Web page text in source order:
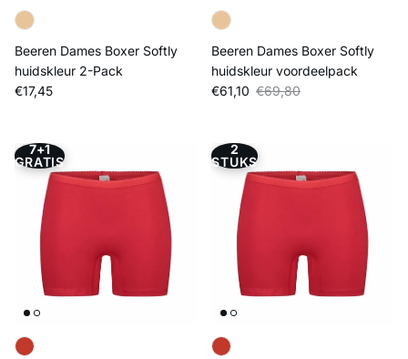
Beeren Dames Boxer Softly
huidskleur 2-Pack
Reguliere prijs
€17,45
Beeren Dames Boxer Softly
huidskleur voordeelpack
Verkoopprijs
€61,10 Reguliere prijs
€69,80
7+1
GRATIS
2
STUKS